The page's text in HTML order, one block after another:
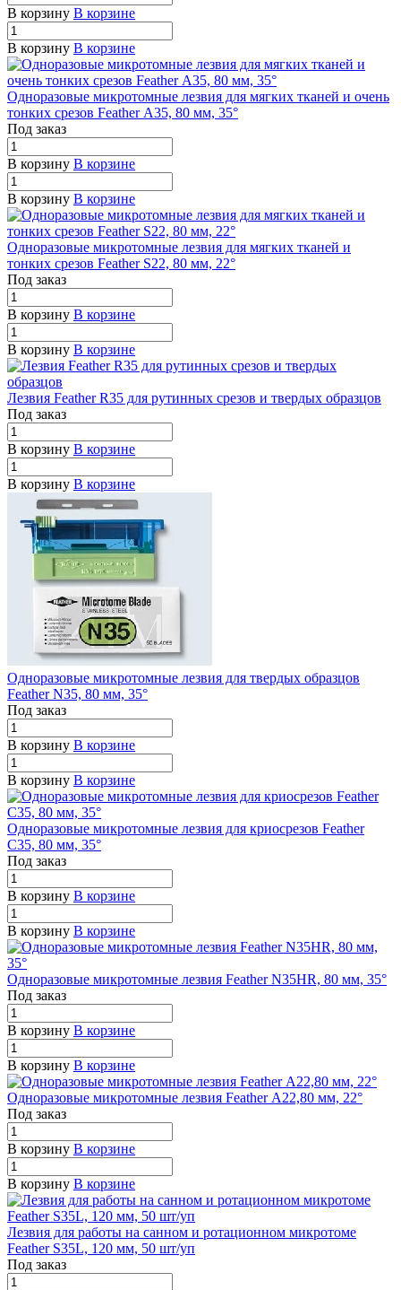
В корзину В корзине
В корзину В корзине
Одноразовые микротомные лезвия для мягких тканей и очень
тонких срезов Feather А35, 80 мм, 35°
Под заказ
В корзину В корзине
В корзину В корзине
Одноразовые микротомные лезвия для мягких тканей и
тонких срезов Feather S22, 80 мм, 22°
Под заказ
В корзину В корзине
В корзину В корзине
Лезвия Feather R35 для рутинных срезов и твердых образцов
Под заказ
В корзину В корзине
В корзину В корзине
Одноразовые микротомные лезвия для твердых образцов
Feather N35, 80 мм, 35°
Под заказ
В корзину В корзине
В корзину В корзине
Одноразовые микротомные лезвия для криосрезов Feather
С35, 80 мм, 35°
Под заказ
В корзину В корзине
В корзину В корзине
Одноразовые микротомные лезвия Feather N35HR, 80 мм, 35°
Под заказ
В корзину В корзине
В корзину В корзине
Одноразовые микротомные лезвия Feather А22,80 мм, 22°
Под заказ
В корзину В корзине
В корзину В корзине
Лезвия для работы на санном и ротационном микротоме
Feather S35L, 120 мм, 50 шт/уп
Под заказ